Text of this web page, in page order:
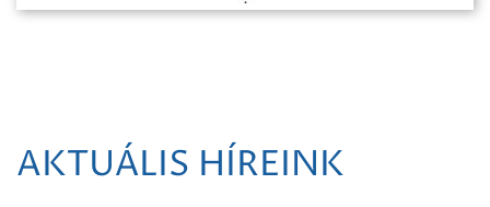
AKTUÁLIS HÍREINK